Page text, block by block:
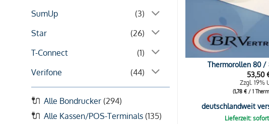
SumUp
(3)
Star
(26)
T-Connect
(1)
Verifone
(44)
Alle Bondrucker (294)
Alle Kassen/POS-Terminals (135)
Thermorollen 80 /
53,50
Zzgl. 19%
(1,78€ / 1
deutschlandweit
Lieferzeit: